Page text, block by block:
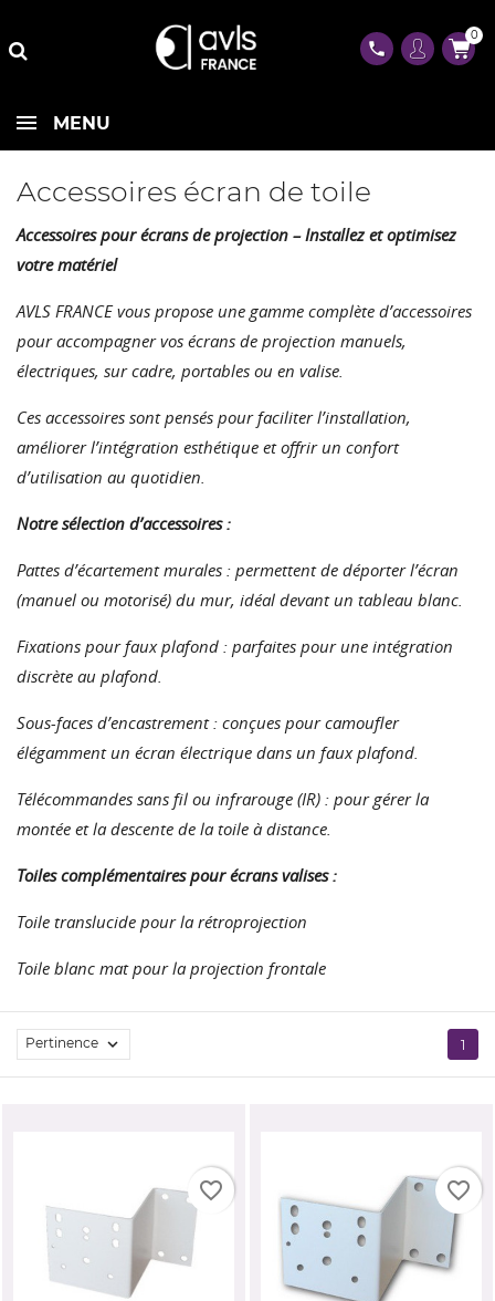
phone
0
MENU
Accessoires écran de toile
Accessoires pour écrans de projection – Installez et optimisez
votre matériel
AVLS FRANCE vous propose une gamme complète d’accessoires
pour accompagner vos écrans de projection manuels,
électriques, sur cadre, portables ou en valise.
Ces accessoires sont pensés pour faciliter l’installation,
améliorer l’intégration esthétique et offrir un confort
d’utilisation au quotidien.
Notre sélection d’accessoires :
Pattes d’écartement murales : permettent de déporter l’écran
(manuel ou motorisé) du mur, idéal devant un tableau blanc.
Fixations pour faux plafond : parfaites pour une intégration
discrète au plafond.
Sous-faces d’encastrement : conçues pour camoufler
élégamment un écran électrique dans un faux plafond.
Télécommandes sans fil ou infrarouge (IR) : pour gérer la
montée et la descente de la toile à distance.
Toiles complémentaires pour écrans valises :
Toile translucide pour la rétroprojection
Toile blanc mat pour la projection frontale
Pertinence  1
favorite_border favorite_border